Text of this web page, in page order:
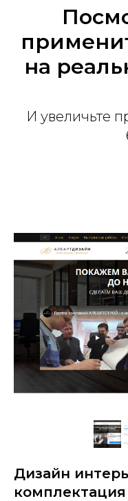
на
И увеличьте
Дизайн
комплектация